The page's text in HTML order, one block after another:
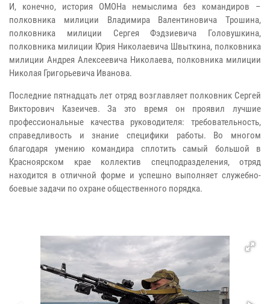
И, конечно, история ОМОНа немыслима без командиров –
полковника милиции Владимира Валентиновича Трошина,
полковника милиции Сергея Фэдзиевича Головушкина,
полковника милиции Юрия Николаевича Швыткина, полковника
милиции Андрея Алексеевича Николаева, полковника милиции
Николая Григорьевича Иванова.
Последние пятнадцать лет отряд возглавляет полковник Сергей
Викторович Казеичев. За это время он проявил лучшие
профессиональные качества руководителя: требовательность,
справедливость и знание специфики работы. Во многом
благодаря умению командира сплотить самый большой в
Красноярском крае коллектив спецподразделения, отряд
находится в отличной форме и успешно выполняет служебно-
боевые задачи по охране общественного порядка.